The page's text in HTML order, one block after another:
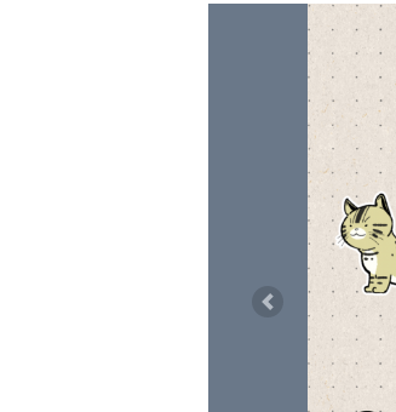
Previous